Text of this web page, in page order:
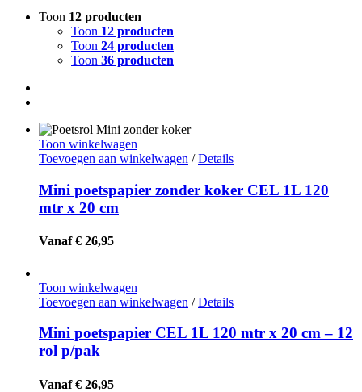
Toon 12 producten
Toon 12 producten
Toon 24 producten
Toon 36 producten
Toon winkelwagen
Toevoegen aan winkelwagen / Details
Mini poetspapier zonder koker CEL 1L 120
mtr x 20 cm
Vanaf € 26,95
Toon winkelwagen
Toevoegen aan winkelwagen / Details
Mini poetspapier CEL 1L 120 mtr x 20 cm – 12
rol p/pak
Vanaf € 26,95